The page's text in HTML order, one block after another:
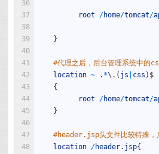
36
37
38
39
40
41
42
43
44
45
46
47
48
root /home/tomcat/
}
#代理之后，后台管理系统中的
location ~ . *\ . ( js css ) $
{
root
/home/tomcat/
}
#header.jsp头文件比较特殊，
location /header. jsp{